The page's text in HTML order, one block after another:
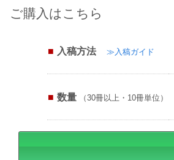
ご購入はこちら
入稿方法 ≫入稿ガイド
数量 （30冊以上・10冊単位）